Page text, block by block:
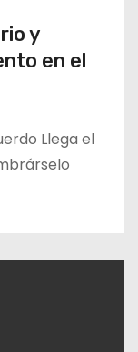
y
en el
Llega el